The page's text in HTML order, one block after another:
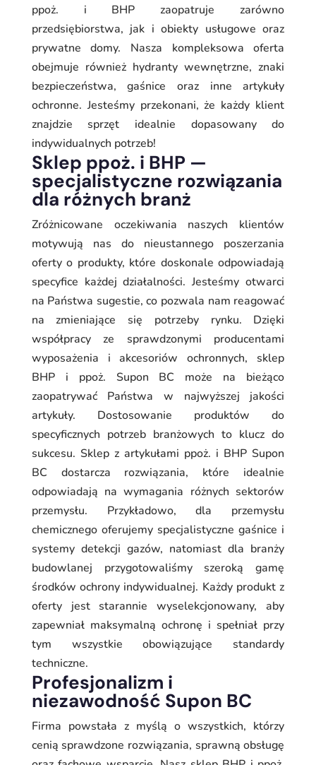
ppoż. i BHP zaopatruje zarówno
przedsiębiorstwa, jak i obiekty usługowe oraz
prywatne domy. Nasza kompleksowa oferta
obejmuje również hydranty wewnętrzne, znaki
bezpieczeństwa, gaśnice oraz inne artykuły
ochronne. Jesteśmy przekonani, że każdy klient
znajdzie sprzęt idealnie dopasowany do
indywidualnych potrzeb!
Sklep ppoż. i BHP —
specjalistyczne rozwiązania
dla różnych branż
Zróżnicowane oczekiwania naszych klientów
motywują nas do nieustannego poszerzania
oferty o produkty, które doskonale odpowiadają
specyfice każdej działalności. Jesteśmy otwarci
na Państwa sugestie, co pozwala nam reagować
na zmieniające się potrzeby rynku. Dzięki
współpracy ze sprawdzonymi producentami
wyposażenia i akcesoriów ochronnych, sklep
BHP i ppoż. Supon BC może na bieżąco
zaopatrywać Państwa w najwyższej jakości
artykuły. Dostosowanie produktów do
specyficznych potrzeb branżowych to klucz do
sukcesu. Sklep z artykułami ppoż. i BHP Supon
BC dostarcza rozwiązania, które idealnie
odpowiadają na wymagania różnych sektorów
przemysłu. Przykładowo, dla przemysłu
chemicznego oferujemy specjalistyczne gaśnice i
systemy detekcji gazów, natomiast dla branży
budowlanej przygotowaliśmy szeroką gamę
środków ochrony indywidualnej. Każdy produkt z
oferty jest starannie wyselekcjonowany, aby
zapewniał maksymalną ochronę i spełniał przy
tym wszystkie obowiązujące standardy
techniczne.
Profesjonalizm i
niezawodność Supon BC
Firma powstała z myślą o wszystkich, którzy
cenią sprawdzone rozwiązania, sprawną obsługę